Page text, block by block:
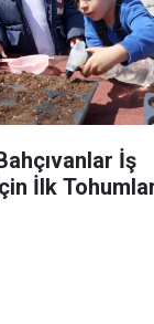
İş
İlk